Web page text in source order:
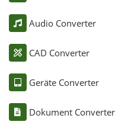
Audio Converter
CAD Converter
Geräte Converter
Dokument Converter